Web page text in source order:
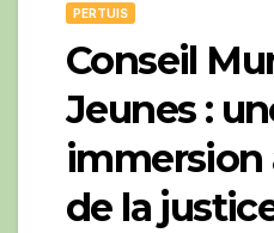
PERTUIS
Conseil
Jeunes :
de la